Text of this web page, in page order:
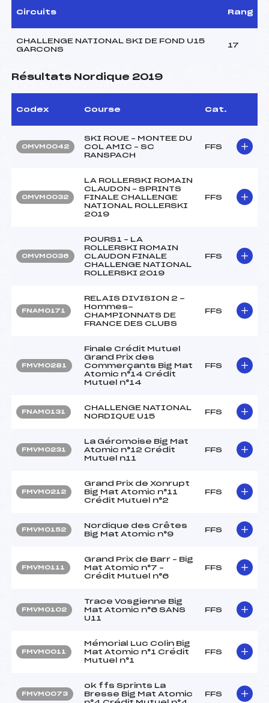
Circuits Rang
CHALLENGE NATIONAL SKI DE FOND U15
GARCONS
17
Résultats Nordique 2019
Codex Course Cat.
OMVM0042
SKI ROUE – MONTEE DU
COL AMIC – SC
RANSPACH
FFS
OMVM0032
LA ROLLERSKI ROMAIN
CLAUDON – SPRINTS
FINALE CHALLENGE
NATIONAL ROLLERSKI
2019
FFS
OMVM0036
POURS1 – LA
ROLLERSKI ROMAIN
CLAUDON FINALE
CHALLENGE NATIONAL
ROLLERSKI 2019
FFS
FNAM0171
RELAIS DIVISION 2 -
Hommes-
CHAMPIONNATS DE
FRANCE DES CLUBS
FFS
FMVM0281
Finale Crédit Mutuel
Grand Prix des
Commerçants Big Mat
Atomic n°14 Crédit
Mutuel n°14
FFS
FNAM0131
CHALLENGE NATIONAL
NORDIQUE U15
FFS
FMVM0231
La Géromoise Big Mat
Atomic n°12 Crédit
Mutuel n11
FFS
FMVM0212
Grand Prix de Xonrupt
Big Mat Atomic n°11
Crédit Mutuel n°2
FFS
FMVM0152
Nordique des Crêtes
Big Mat Atomic n°9
FFS
FMVM0111
Grand Prix de Barr – Big
Mat Atomic n°7 –
Crédit Mutuel n°6
FFS
FMVM0102
Trace Vosgienne Big
Mat Atomic n°6 SANS
U11
FFS
FMVM0011
Mémorial Luc Colin Big
Mat Atomic n°1 Crédit
Mutuel n°1
FFS
FMVM0073
ok ffs Sprints La
Bresse Big Mat Atomic
FFS